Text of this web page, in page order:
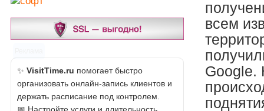
всем
Google.
✨ VisitTime.ru помогает быстро
организовать онлайн-запись клиентов и
держать расписание под контролем.